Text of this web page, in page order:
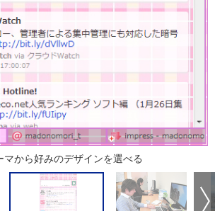
から好みのデザインを選べる